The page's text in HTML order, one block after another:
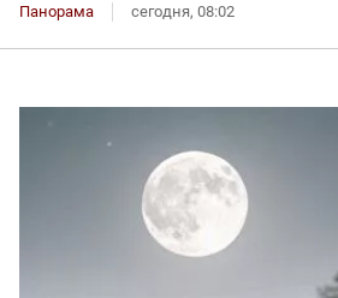
Панорама сегодня, 08:02